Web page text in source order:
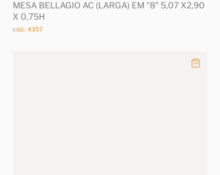
MESA BELLAGIO AC (LARGA) EM "8" 5,07 X2,90
X 0,75H
cód.: 4357